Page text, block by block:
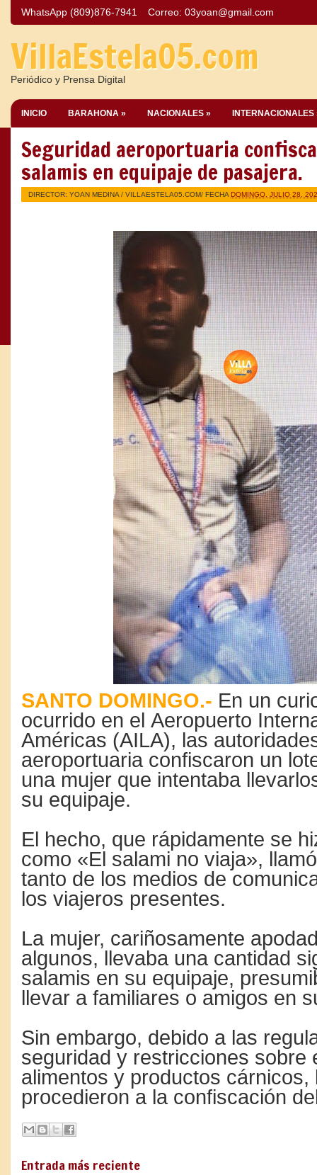
WhatsApp (809)876-7941 Correo: 03yoan@gmail.com
VillaEstela05.com
Periódico y Prensa Digital
INICIO BARAHONA » NACIONALES » INTERNACIONALES
Seguridad aeroportuaria
salamis en equipaje de pasajera.
DIRECTOR: YOAN MEDINA / VILLAESTELA05.COM/ FECHA DOMINGO, JULIO 28,
SANTO DOMINGO.- En un
ocurrido en el Aeropuerto
Américas (AILA), las
aeroportuaria confiscaron un
una mujer que intentaba
su equipaje.
El hecho, que rápidamente se
como «El salami no viaja»,
tanto de los medios de
los viajeros presentes.
La mujer, cariñosamente
algunos, llevaba una cantidad
salamis en su equipaje,
llevar a familiares o amigos en
Sin embargo, debido a las
seguridad y restricciones sobre
alimentos y productos cárnicos,
procedieron a la confiscación
Entrada más reciente